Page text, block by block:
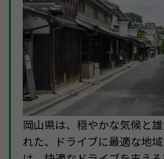
岡山県は、穏やかな気候と
れた、ドライブに最適な地